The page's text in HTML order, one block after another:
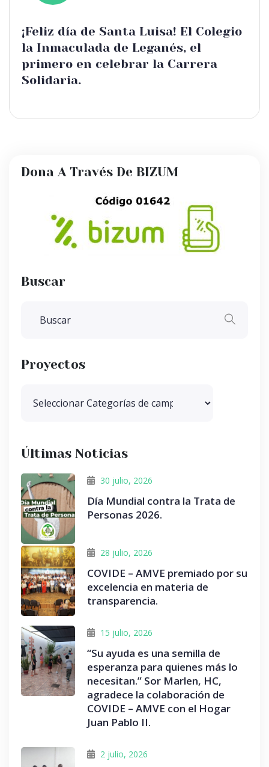
¡Feliz día de Santa Luisa! El Colegio
la Inmaculada de Leganés, el
primero en celebrar la Carrera
Solidaria.
Dona A Través De BIZUM
Buscar
Proyectos
Últimas Noticias
30 julio, 2026
Día Mundial contra la Trata de
Personas 2026.
28 julio, 2026
COVIDE – AMVE premiado por su
excelencia en materia de
transparencia.
15 julio, 2026
“Su ayuda es una semilla de
esperanza para quienes más lo
necesitan.” Sor Marlen, HC,
agradece la colaboración de
COVIDE – AMVE con el Hogar
Juan Pablo II.
2 julio, 2026